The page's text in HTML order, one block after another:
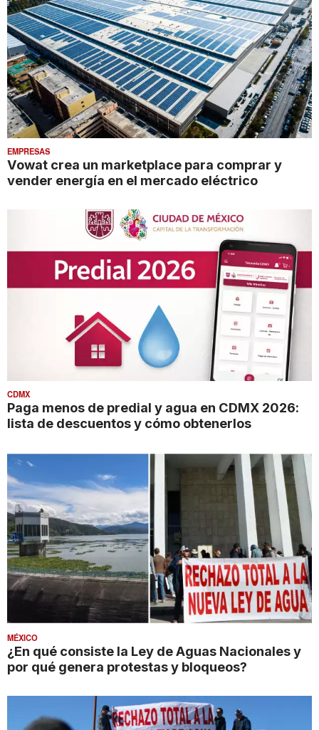
EMPRESAS
Vowat crea un marketplace para comprar y
vender energía en el mercado eléctrico
CDMX
Paga menos de predial y agua en CDMX 2026:
lista de descuentos y cómo obtenerlos
MÉXICO
¿En qué consiste la Ley de Aguas Nacionales y
por qué genera protestas y bloqueos?